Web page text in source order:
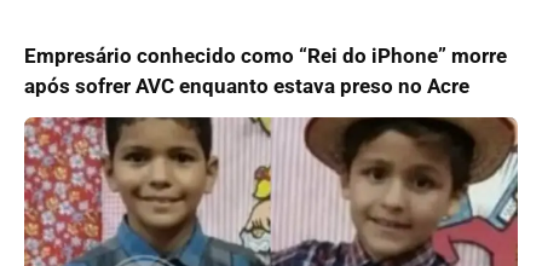
Empresário conhecido como “Rei do iPhone” morre
após sofrer AVC enquanto estava preso no Acre